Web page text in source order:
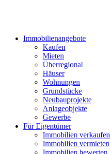
Immobilienangebote
Kaufen
Mieten
Überregional
Häuser
Wohnungen
Grundstücke
Neubauprojekte
Anlageobjekte
Gewerbe
Für Eigentümer
Immobilien verkaufen
Immobilien vermieten
Immobilien bewerten